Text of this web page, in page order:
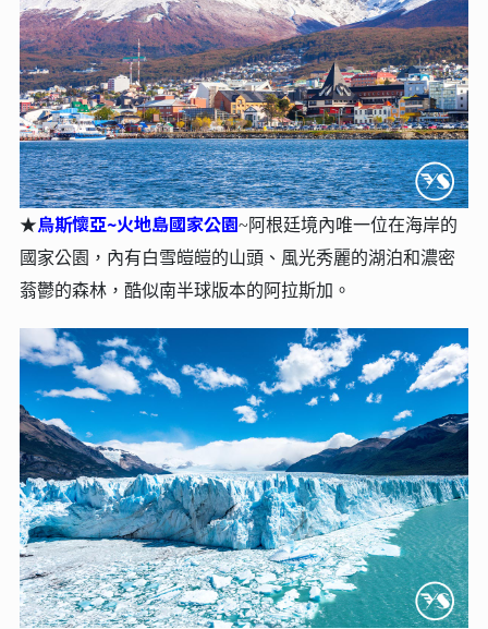
★烏斯懷亞~火地島國家公園~阿根廷境內唯一位在海岸的
國家公園，內有白雪皚皚的山頭、風光秀麗的湖泊和濃密
蓊鬱的森林，酷似南半球版本的阿拉斯加。